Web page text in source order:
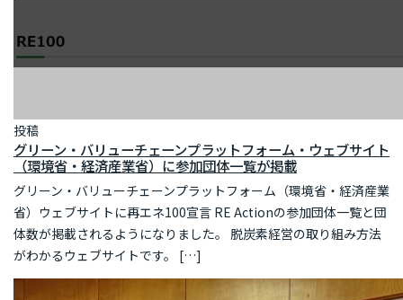
投稿
グリーン・バリューチェーンプラットフォーム・ウェブサイト
（環境省・経済産業省）に参加団体一覧が掲載
グリーン・バリューチェーンプラットフォーム（環境省・経済産業
省）ウェブサイトに再エネ100宣言 RE Actionの参加団体一覧と団
体数が掲載されるようになりました。 脱炭素経営の取り組み方法
がわかるウェブサイトです。 […]